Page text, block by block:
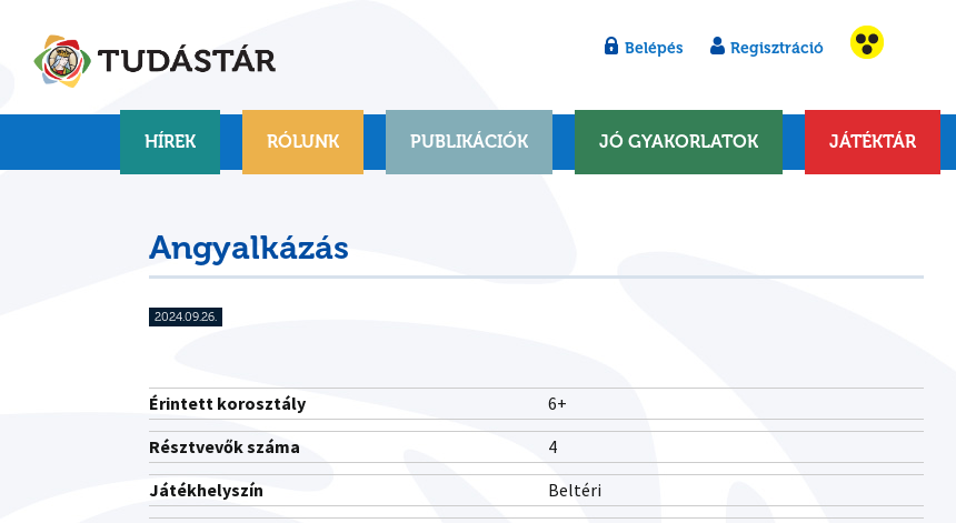
content
Belépés Regisztráció
HÍREK RÓLUNK PUBLIKÁCIÓK JÓ GYAKORLATOK JÁTÉKTÁR
Angyalkázás
2024.09.26.
Érintett korosztály
6+
Résztvevők száma
4
Játékhelyszín
Beltéri